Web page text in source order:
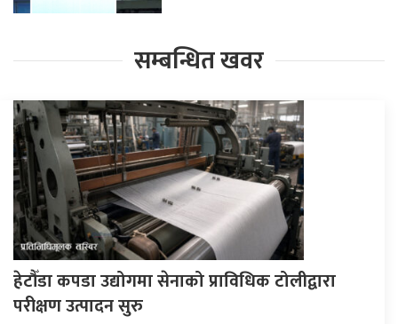
सम्बन्धित खवर
हेटौँडा कपडा उद्योगमा सेनाको प्राविधिक टोलीद्वारा
परीक्षण उत्पादन सुरु